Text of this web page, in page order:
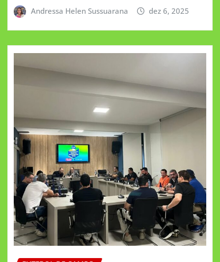
Andressa Helen Sussuarana dez 6, 2025